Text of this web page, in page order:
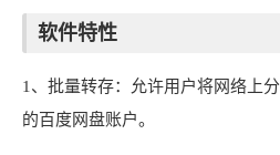
软件特性
1、批量转存：允许用户将网络上
的百度网盘账户。